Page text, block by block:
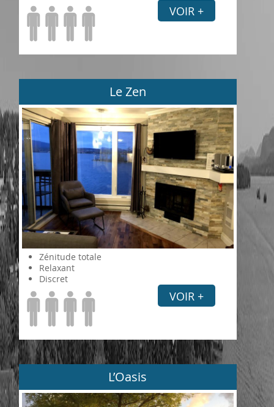
VOIR +
Le Zen
Zénitude totale
Relaxant
Discret
VOIR +
L’Oasis